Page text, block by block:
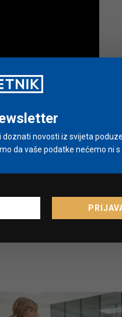
novosti iz svijeta
da vaše podatke nećemo ni